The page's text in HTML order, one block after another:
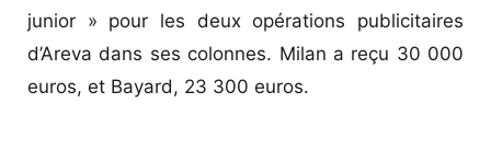
junior » pour les deux opérations publicitaires
d’Areva dans ses colonnes. Milan a reçu 30 000
euros, et Bayard, 23 300 euros.